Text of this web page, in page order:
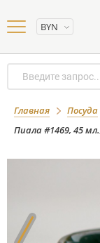
BYN
Главная Посуда
Пиала #1469, 45
Пиала
глазурь